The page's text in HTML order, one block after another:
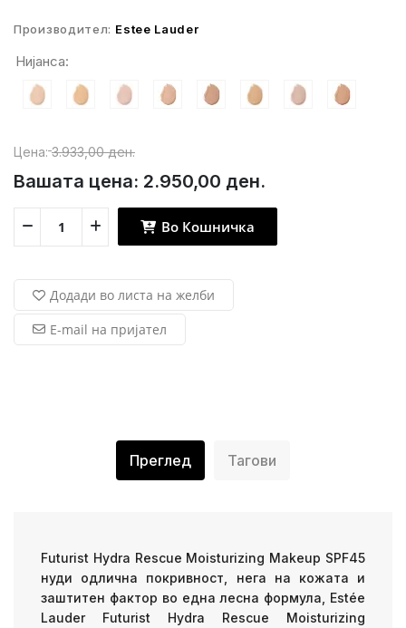
Производител: Estee Lauder
Нијанса:
Цена: 3.933,00 ден.
Вашата цена: 2.950,00 ден.
Во Кошничка
Додади во листа на желби
E-mail на пријател
Преглед Тагови
Futurist Hydra Rescue Moisturizing Makeup SPF45
нуди одлична покривност, нега на кожата и
заштитен фактор во една лесна формула, Estée
Lauder Futurist Hydra Rescue Moisturizing